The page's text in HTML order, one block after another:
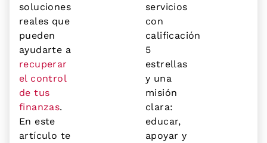
soluciones
reales que
pueden
ayudarte a
recuperar
el control
de tus
finanzas.
En este
artículo te
servicios
con
calificación
5
estrellas
y una
misión
clara:
educar,
apoyar y